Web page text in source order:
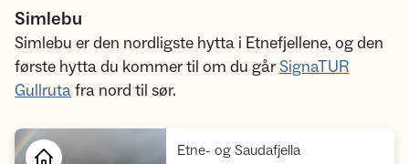
Simlebu
Simlebu er den nordligste hytta i Etnefjellene, og den
første hytta du kommer til om du gårSignaTUR
Gullrutafra nord til sør.
Etne- og Saudafjella,